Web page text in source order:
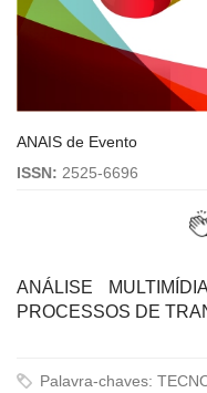
ANAIS de Evento
ISSN: 2525-6696
ANÁLISE
PROCESSOS DE
Palavra-chaves: